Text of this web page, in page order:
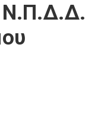
Ν.Π.Δ.Δ.